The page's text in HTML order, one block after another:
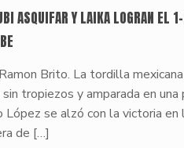
ASQUIFAR Y LAIKA LOGRAN EL
Brito. La tordilla
sin tropiezos y amparada en
López se alzó con la victoria
de […]